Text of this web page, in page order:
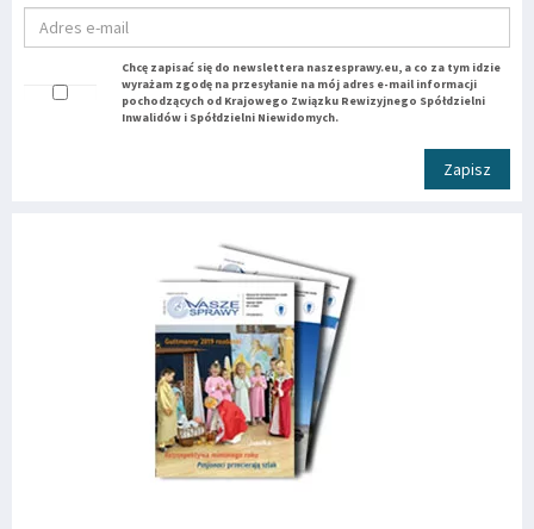
Chcę zapisać się do newslettera naszesprawy.eu, a co za tym idzie
wyrażam zgodę na przesyłanie na mój adres e-mail informacji
pochodzących od Krajowego Związku Rewizyjnego Spółdzielni
Inwalidów i Spółdzielni Niewidomych.
Zapisz